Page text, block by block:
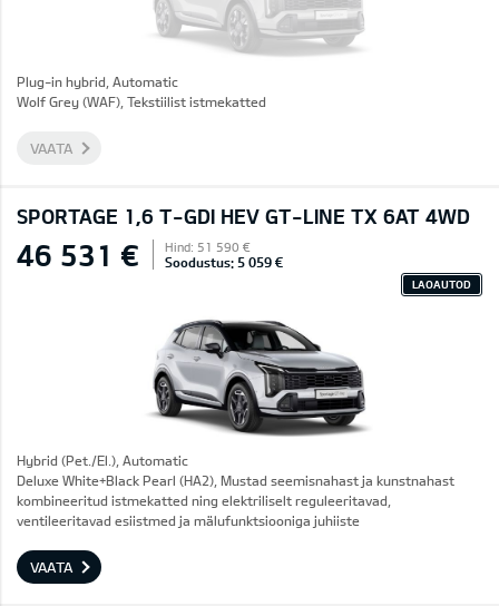
Plug-in hybrid, Automatic
Wolf Grey (WAF), Tekstiilist istmekatted
VAATA
SPORTAGE 1,6 T-GDI HEV GT-LINE TX 6AT 4WD
46 531 € Hind: 51 590 €
Soodustus: 5 059 €
LAOAUTOD
Hybrid (Pet./El.), Automatic
Deluxe White+Black Pearl (HA2), Mustad seemisnahast ja kunstnahast
kombineeritud istmekatted ning elektriliselt reguleeritavad,
ventileeritavad esiistmed ja mälufunktsiooniga juhiiste
VAATA